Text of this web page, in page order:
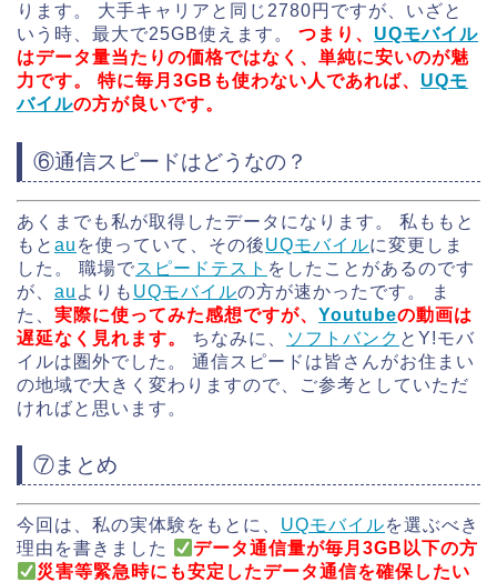
ります。 大手キャリアと同じ2780円ですが、いざと
いう時、最大で25GB使えます。 つまり、 UQモバイル
はデータ量当たりの価格ではなく、単純に安いのが魅
力です。
特に毎月3GBも使わない人であれば、 UQモ
バイルの方が良いです。
⑥通信スピードはどうなの？
あくまでも私が取得したデータになります。 私ももと
もと au を使っていて、その後UQモバイルに変更しま
した。 職場でスピードテスト をしたことがあるのです
が、 au よりも UQモバイルの方が速かったです。 ま
た、 実際に使ってみた感想ですが、 Youtubeの動画は
遅延なく見れます。
ちなみに、 ソフトバンク とY!モバ
イルは圏外でした。 通信スピードは皆さんがお住まい
の地域で大きく変わりますので、ご参考としていただ
ければと思います。
⑦まとめ
今回は、私の実体験をもとに、 UQモバイルを選ぶべき
理由を書きました
データ通信量が毎月3GB以下の方
災害等緊急時にも安定したデータ通信を確保したい